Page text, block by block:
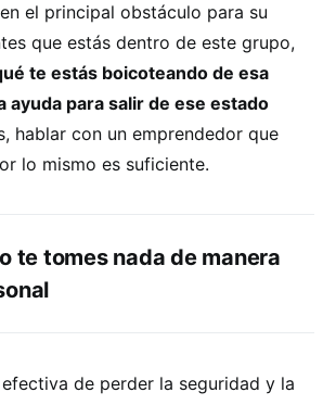
el principal obstáculo para su
que estás dentro de este grupo,
te estás boicoteando de esa
ayuda para salir de ese estado
hablar con un emprendedor que
lo mismo es suficiente.
te tomes nada de manera
de perder la seguridad y la